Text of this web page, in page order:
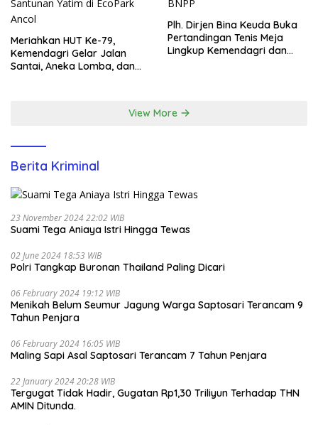
Meriahkan HUT Ke-79,
Kemendagri Gelar Jalan
Santai, Aneka Lomba, dan
Plh. Dirjen Bina Keuda Buka
Pertandingan Tenis Meja
Lingkup Kemendagri dan
View More
Berita Kriminal
23 November 2024 22:02 WIB
Suami Tega Aniaya Istri Hingga Tewas
02 June 2024 18:53 WIB
Polri Tangkap Buronan Thailand Paling Dicari
06 February 2024 19:12 WIB
Menikah Belum Seumur Jagung Warga Saptosari Terancam 9
Tahun Penjara
06 February 2024 16:05 WIB
Maling Sapi Asal Saptosari Terancam 7 Tahun Penjara
22 January 2024 20:28 WIB
Tergugat Tidak Hadir, Gugatan Rp1,30 Triliyun Terhadap THN
AMIN Ditunda.